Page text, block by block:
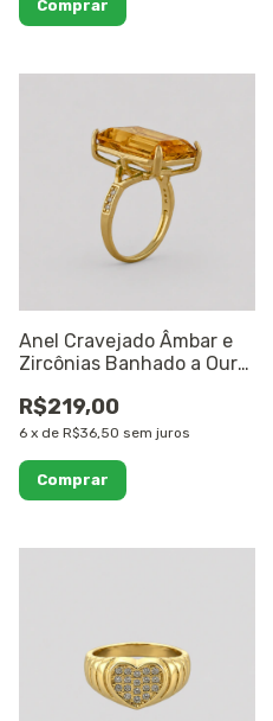
Comprar
Anel Cravejado Âmbar e
Zircônias Banhado a Ouro
R$219,00
6 x de R$36,50 sem juros
Comprar